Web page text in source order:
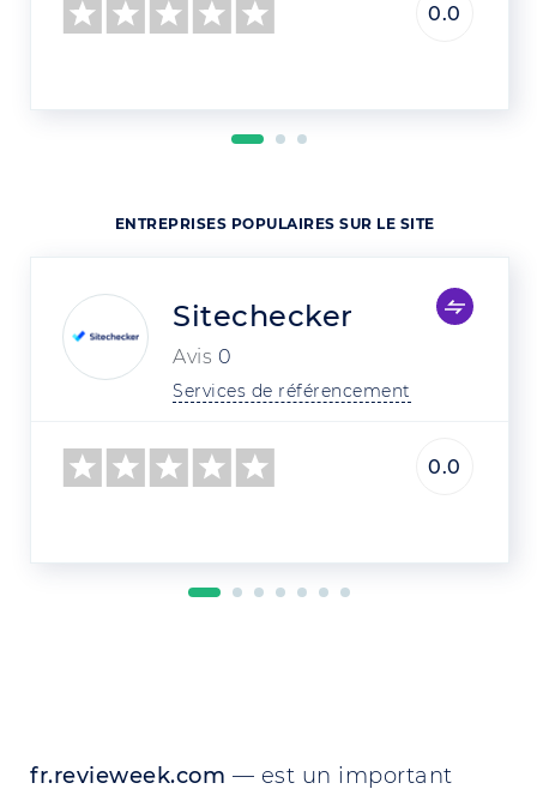
0.0
ENTREPRISES POPULAIRES SUR LE SITE
Sitechecker
Avis 0
Services de référencement
0.0
fr.revieweek.com — est un important